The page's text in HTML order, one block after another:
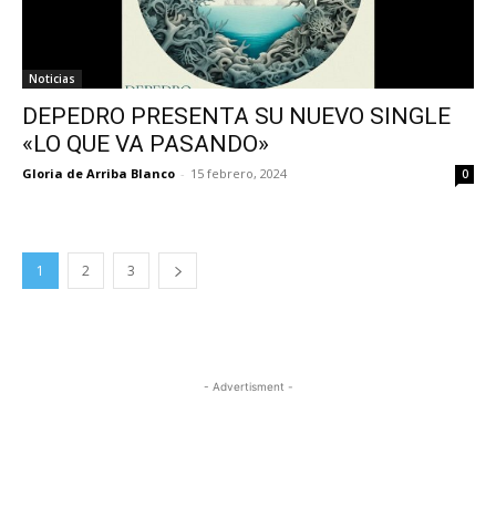
Noticias
DEPEDRO PRESENTA SU NUEVO SINGLE
«LO QUE VA PASANDO»
Gloria de Arriba Blanco - 15 febrero, 2024 0
1 2 3
- Advertisment -